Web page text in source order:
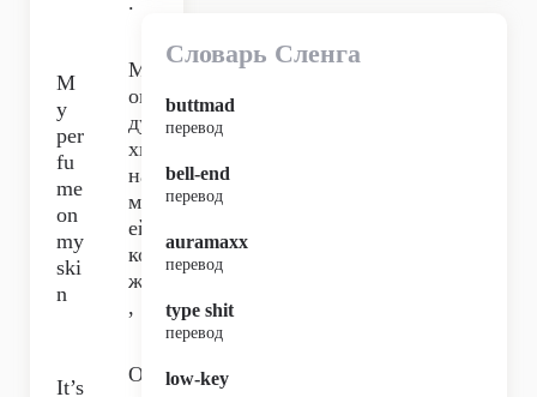
M
y
per
fu
me
on
my
ski
n
М
ои
ду
хи
на
мо
ей
ко
же
,
It’s
Он
Словарь Сленга
buttmad
перевод
bell-end
перевод
auramaxx
перевод
type shit
перевод
low-key